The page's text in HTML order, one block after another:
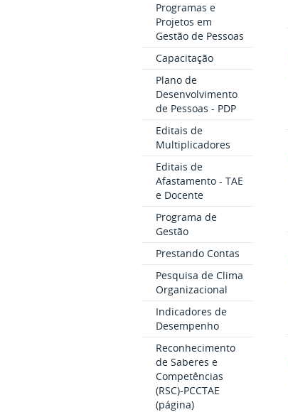
Programas e
Projetos em
Gestão de Pessoas
Capacitação
Plano de
Desenvolvimento
de Pessoas - PDP
Editais de
Multiplicadores
Editais de
Afastamento - TAE
e Docente
Programa de
Gestão
Prestando Contas
Pesquisa de Clima
Organizacional
Indicadores de
Desempenho
Reconhecimento
de Saberes e
Competências
(RSC)-PCCTAE
(página)